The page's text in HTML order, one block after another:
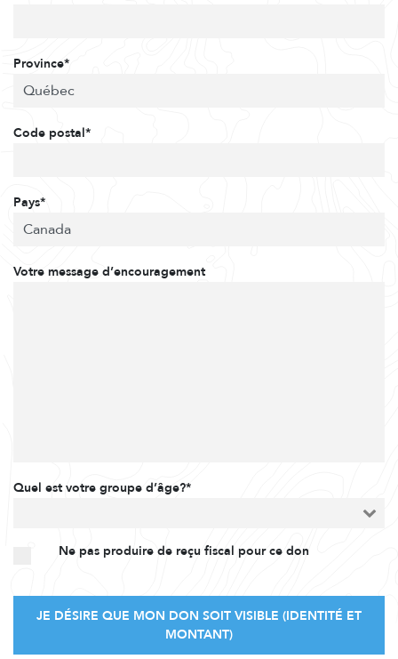
Province*
Code postal*
Pays*
Votre message d’encouragement
Quel est votre groupe d’âge?*
Ne pas produire de reçu fiscal pour ce don
JE DÉSIRE QUE MON DON SOIT VISIBLE (IDENTITÉ ET
MONTANT)